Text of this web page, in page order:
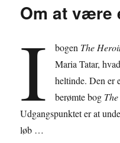
Om at være
I bogen The
Maria Tatar,
heltinde. Den er
berømte bog
Udgangspunktet er at
løb …